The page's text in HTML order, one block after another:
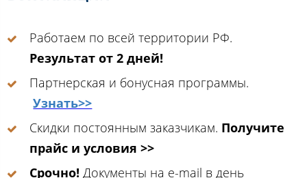
Работаем по всей территории РФ.
Результат от 2 дней!
Партнерская и бонусная программы.
Узнать>>
Скидки постоянным заказчикам. Получите
прайс и условия >>
Срочно! Документы на e-mail в день